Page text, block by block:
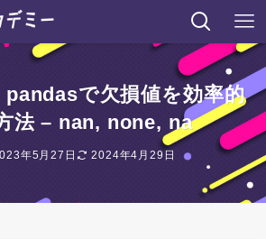
で欠損値を効率的
法 – nan, none, na
年5月27日 2024年4月29日